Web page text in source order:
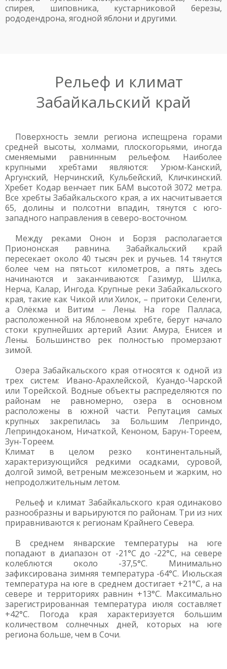
спирея, шиповника, кустарниковой березы,
рододендрона, ягодной яблони и другими.
Рельеф и климат
Забайкальский край
Поверхность земли региона испещрена горами
средней высоты, холмами, плоскогорьями, иногда
сменяемыми равнинным рельефом. Наиболее
крупными хребтами являются: Урюм-Канский,
Аргунский, Нерчинский, Кульбейский, Кличкинский.
Хребет Кодар венчает пик БАМ высотой 3072 метра.
Все хребты Забайкальского края, а их насчитывается
65, долины и полсотни впадин, тянутся с юго-
западного направления в северо-восточном.
Между реками Онон и Борзя располагается
Приононская равнина. Забайкальский край
пересекает около 40 тысяч рек и ручьев. 14 тянутся
более чем на пятьсот километров, а пять здесь
начинаются и заканчиваются: Газимур, Шилка,
Нерча, Калар, Ингода. Крупные реки Забайкальского
края, такие как Чикой или Хилок, – притоки Селенги,
а Олёкма и Витим – Лены. На горе Палласа,
расположенной на Яблоневом хребте, берут начало
стоки крупнейших артерий Азии: Амура, Енисея и
Лены. Большинство рек полностью промерзают
зимой.
Озера Забайкальского края относятся к одной из
трех систем: Ивано-Арахлейской, Куандо-Чарской
или Торейской. Водные объекты распределяются по
районам не равномерно, озера в основном
расположены в южной части. Репутация самых
крупных закрепилась за Большим Леприндо,
Леприндоканом, Ничаткой, Кеноном, Барун-Тореем,
Зун-Тореем.
Климат в целом резко континентальный,
характеризующийся редкими осадками, суровой,
долгой зимой, ветреным межсезоньем и жарким, но
непродолжительным летом.
Рельеф и климат Забайкальского края одинаково
разнообразны и варьируются по районам. Три из них
приравниваются к регионам Крайнего Севера.
В среднем январские температуры на юге
попадают в диапазон от -21°С до -22°С, на севере
колеблются около -37,5°С. Минимально
зафиксирована зимняя температура -64°С. Июльская
температура на юге в среднем достигает +21°С, а на
севере и территориях равнин +13°С. Максимально
зарегистрированная температура июля составляет
+42°С. Погода края характеризуется большим
количеством солнечных дней, которых на юге
региона больше, чем в Сочи.